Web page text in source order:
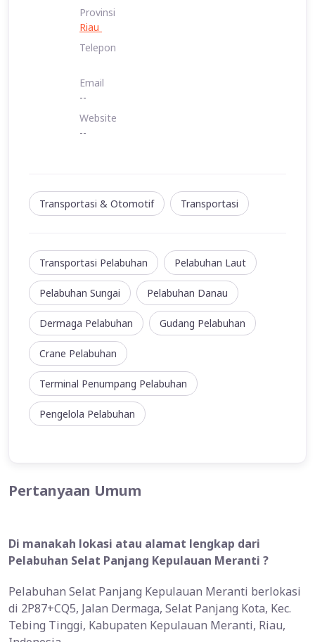
Provinsi
Riau
Telepon
Email
--
Website
--
Transportasi & Otomotif Transportasi
Transportasi Pelabuhan Pelabuhan Laut
Pelabuhan Sungai Pelabuhan Danau
Dermaga Pelabuhan Gudang Pelabuhan
Crane Pelabuhan
Terminal Penumpang Pelabuhan
Pengelola Pelabuhan
Pertanyaan Umum
Di manakah lokasi atau alamat lengkap dari
Pelabuhan Selat Panjang Kepulauan Meranti ?
Pelabuhan Selat Panjang Kepulauan Meranti berlokasi
di 2P87+CQ5, Jalan Dermaga, Selat Panjang Kota, Kec.
Tebing Tinggi, Kabupaten Kepulauan Meranti, Riau,